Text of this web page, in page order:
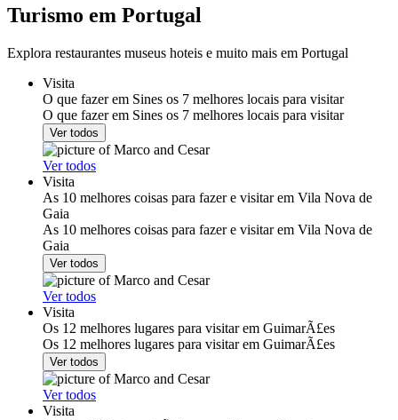
Turismo em Portugal
Explora restaurantes museus hoteis e muito mais em Portugal
Visita
O que fazer em Sines os 7 melhores locais para visitar
O que fazer em Sines os 7 melhores locais para visitar
Ver todos
Ver todos
Visita
As 10 melhores coisas para fazer e visitar em Vila Nova de
Gaia
As 10 melhores coisas para fazer e visitar em Vila Nova de
Gaia
Ver todos
Ver todos
Visita
Os 12 melhores lugares para visitar em GuimarÃ£es
Os 12 melhores lugares para visitar em GuimarÃ£es
Ver todos
Ver todos
Visita